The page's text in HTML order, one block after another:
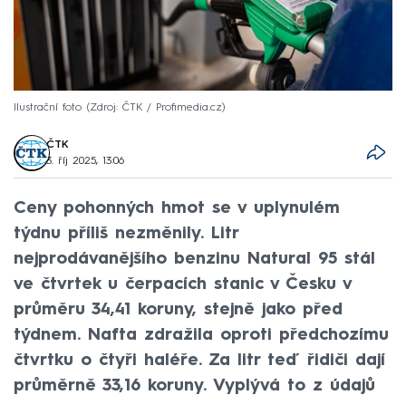
Ilustrační foto Zdroj: ČTK / Profimedia.cz
ČTK
3. říj 2025, 13:06
Ceny pohonných hmot se v uplynulém
týdnu příliš nezměnily. Litr
nejprodávanějšího benzinu Natural 95 stál
ve čtvrtek u čerpacích stanic v Česku v
průměru 34,41 koruny, stejně jako před
týdnem. Nafta zdražila oproti předchozímu
čtvrtku o čtyři haléře. Za litr teď řidiči dají
průměrně 33,16 koruny. Vyplývá to z údajů